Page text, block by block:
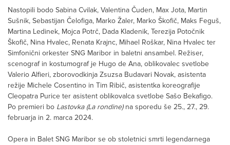
Nastopili bodo Sabina Cvilak, Valentina Čuden, Max Jota, Martin
Sušnik, Sebastijan Čelofiga, Marko Žaler, Marko Škofič, Maks Feguš,
Martina Ledinek, Mojca Potrč, Dada Kladenik, Terezija Potočnik
Škofič, Nina Hvalec, Renata Krajnc, Mihael Roškar, Nina Hvalec ter
Simfonični orkester SNG Maribor in baletni ansambel. Režiser,
scenograf in kostumograf je Hugo de Ana, oblikovalec svetlobe
Valerio Alfieri, zborovodkinja Zsuzsa Budavari Novak, asistenta
režije Michele Cosentino in Tim Ribič, asistentka koreografije
Cleopatra Purice ter asistent oblikovalca svetlobe Sašo Bekafigo.
Po premieri bo Lastovka (La rondine)na sporedu še 25., 27., 29.
februarja in 2. marca 2024.
Opera in Balet SNG Maribor se ob stoletnici smrti legendarnega